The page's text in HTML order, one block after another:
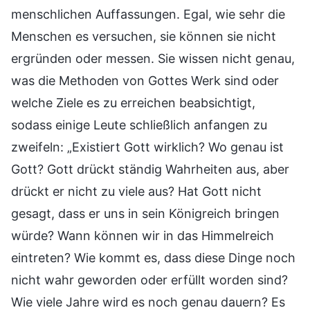
menschlichen Auffassungen. Egal, wie sehr die
Menschen es versuchen, sie können sie nicht
ergründen oder messen. Sie wissen nicht genau,
was die Methoden von Gottes Werk sind oder
welche Ziele es zu erreichen beabsichtigt,
sodass einige Leute schließlich anfangen zu
zweifeln: „Existiert Gott wirklich? Wo genau ist
Gott? Gott drückt ständig Wahrheiten aus, aber
drückt er nicht zu viele aus? Hat Gott nicht
gesagt, dass er uns in sein Königreich bringen
würde? Wann können wir in das Himmelreich
eintreten? Wie kommt es, dass diese Dinge noch
nicht wahr geworden oder erfüllt worden sind?
Wie viele Jahre wird es noch genau dauern? Es